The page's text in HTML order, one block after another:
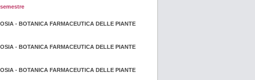
- BOTANICA FARMACEUTICA DELLE PIANTE
- BOTANICA FARMACEUTICA DELLE PIANTE
- BOTANICA FARMACEUTICA DELLE PIANTE